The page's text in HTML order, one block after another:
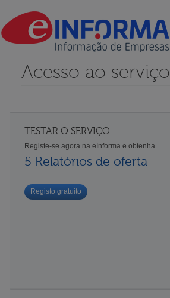
Acesso ao serviço
TESTAR O SERVIÇO
Registe-se agora na eInforma e obtenha
5 Relatórios de oferta
Registo gratuito